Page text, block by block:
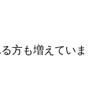
方も増えていま